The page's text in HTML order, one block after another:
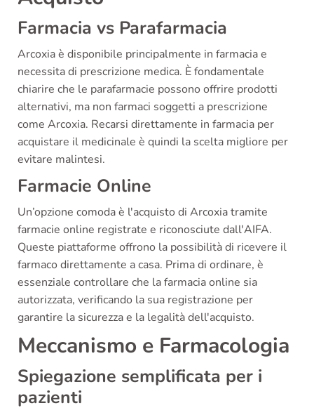
Farmacia vs Parafarmacia
Arcoxia è disponibile principalmente in farmacia e
necessita di prescrizione medica. È fondamentale
chiarire che le parafarmacie possono offrire prodotti
alternativi, ma non farmaci soggetti a prescrizione
come Arcoxia. Recarsi direttamente in farmacia per
acquistare il medicinale è quindi la scelta migliore per
evitare malintesi.
Farmacie Online
Un’opzione comoda è l'acquisto di Arcoxia tramite
farmacie online registrate e riconosciute dall'AIFA.
Queste piattaforme offrono la possibilità di ricevere il
farmaco direttamente a casa. Prima di ordinare, è
essenziale controllare che la farmacia online sia
autorizzata, verificando la sua registrazione per
garantire la sicurezza e la legalità dell'acquisto.
Meccanismo e Farmacologia
Spiegazione semplificata per i
pazienti